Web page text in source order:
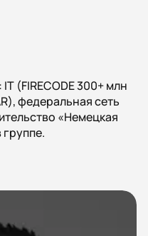
(FIRECODE 300+ млн
федеральная сеть
«Немецкая